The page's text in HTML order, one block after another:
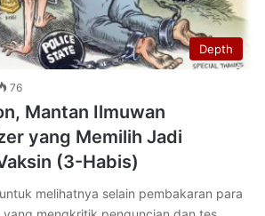
Depth
76
Mantan Ilmuwan
yang Memilih Jadi
(3-Habis)
melihatnya selain pembakaran para